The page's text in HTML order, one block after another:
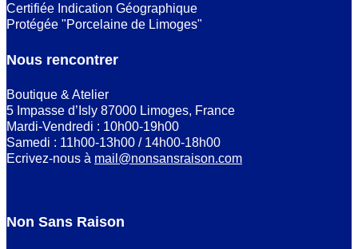
Certifiée Indication Géographique
Protégée "Porcelaine de Limoges"
Nous rencontrer
Boutique & Atelier
5 Impasse d’Isly 87000 Limoges, France
Mardi-Vendredi : 10h00-19h00
Samedi : 11h00-13h00 / 14h00-18h00
Ecrivez-nous à mail@nonsansraison.com
Non Sans Raison